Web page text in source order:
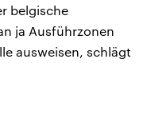
belgische
ja Ausführzonen
ausweisen, schlägt